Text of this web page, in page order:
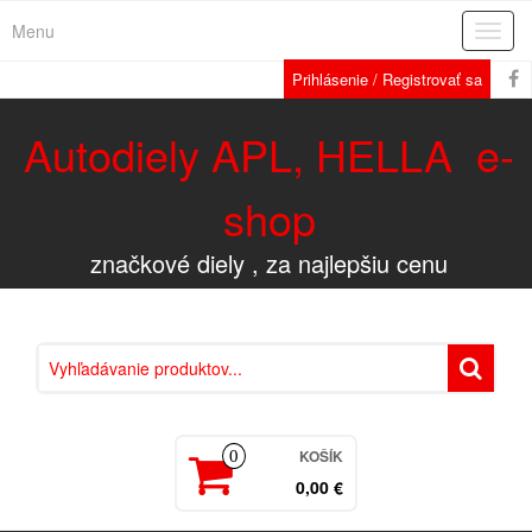
Menu
Prihlásenie / Registrovať sa
Autodiely APL, HELLA e-
shop
značkové diely , za najlepšiu cenu
0 KOŠÍK
0,00 €